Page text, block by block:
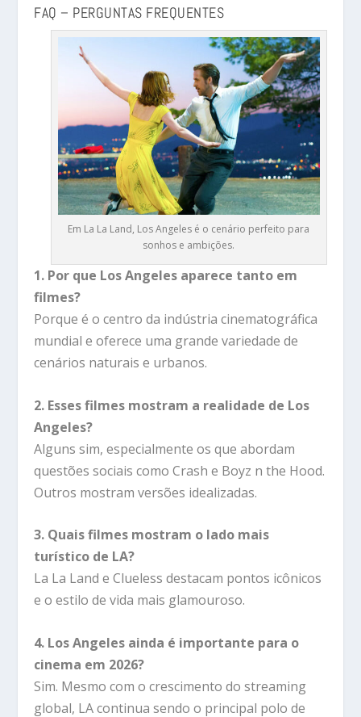
FAQ – PERGUNTAS FREQUENTES
Em La La Land, Los Angeles é o cenário perfeito para
sonhos e ambições.
1. Por que Los Angeles aparece tanto em
filmes?
Porque é o centro da indústria cinematográfica
mundial e oferece uma grande variedade de
cenários naturais e urbanos.
2. Esses filmes mostram a realidade de Los
Angeles?
Alguns sim, especialmente os que abordam
questões sociais como Crash e Boyz n the Hood.
Outros mostram versões idealizadas.
3. Quais filmes mostram o lado mais
turístico de LA?
La La Land e Clueless destacam pontos icônicos
e o estilo de vida mais glamouroso.
4. Los Angeles ainda é importante para o
cinema em 2026?
Sim. Mesmo com o crescimento do streaming
global, LA continua sendo o principal polo de